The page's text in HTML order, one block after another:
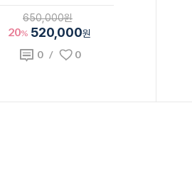
650,000원
20% 520,000원
0/ 0